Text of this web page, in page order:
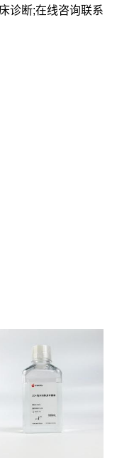
诊断;在线咨询联系